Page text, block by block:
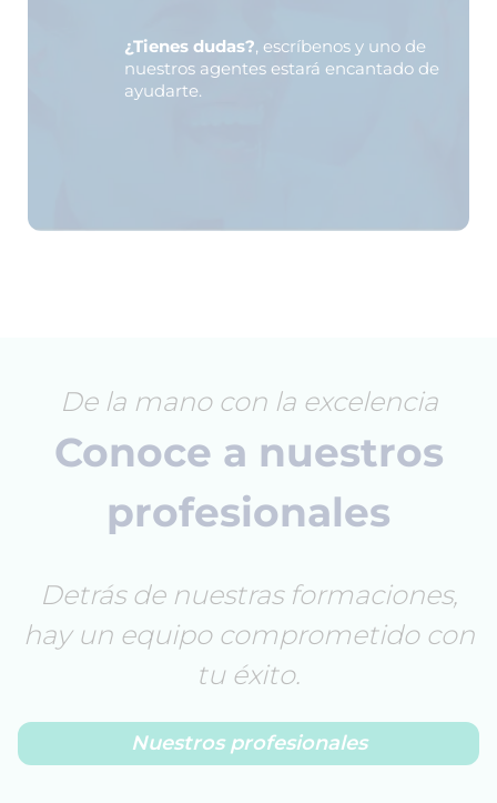
¿Tienes dudas?, escríbenos y uno de
nuestros agentes estará encantado de
ayudarte.
De la mano con la excelencia
Conoce a nuestros
profesionales
Detrás de nuestras formaciones,
hay un equipo comprometido con
tu éxito.
Nuestros profesionales